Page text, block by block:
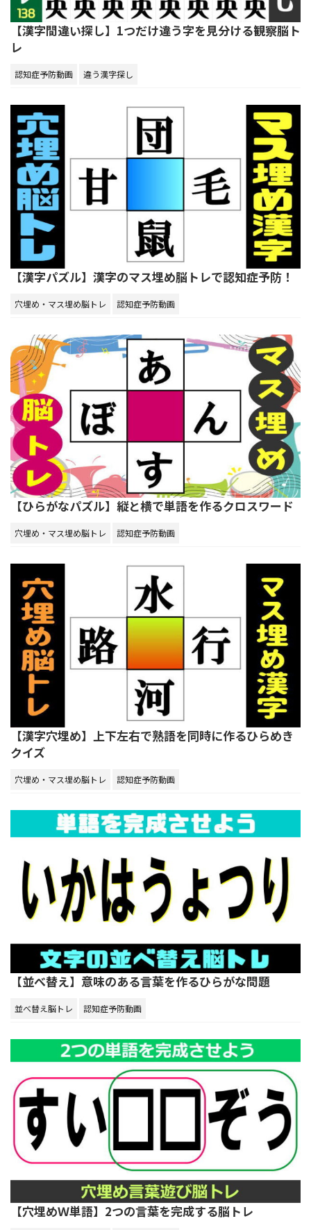
【漢字間違い探し】1つだけ違う字を見分ける観察脳ト
レ
認知症予防動画 違う漢字探し
【漢字パズル】漢字のマス埋め脳トレで認知症予防！
穴埋め・マス埋め脳トレ 認知症予防動画
【ひらがなパズル】縦と横で単語を作るクロスワード
穴埋め・マス埋め脳トレ 認知症予防動画
【漢字穴埋め】上下左右で熟語を同時に作るひらめき
クイズ
穴埋め・マス埋め脳トレ 認知症予防動画
【並べ替え】意味のある言葉を作るひらがな問題
並べ替え脳トレ 認知症予防動画
【穴埋めＷ単語】2つの言葉を完成する脳トレ